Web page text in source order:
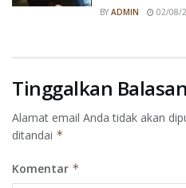
BY ADMIN 02/08/
Tinggalkan Balasan
Alamat email Anda tidak akan
ditandai *
Komentar *